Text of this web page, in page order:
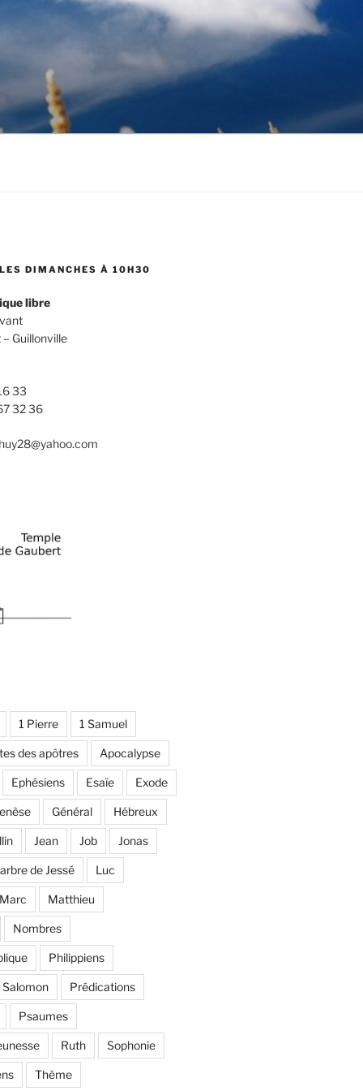
DIMANCHES À 10H30
libre
Guillonville
33
32 36
1 Pierre 1 Samuel
des apôtres Apocalypse
Ephésiens Esaïe Exode
Général Hébreux
Jean Job Jonas
de Jessé Luc
Matthieu
Nombres
Philippiens
Prédications
Psaumes
Ruth Sophonie
Thème